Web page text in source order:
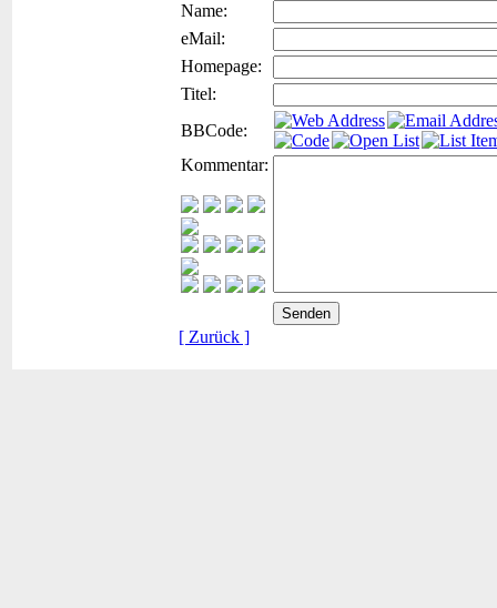
Name:
eMail:
Homepage:
Titel:
BBCode:
Kommentar:
[ Zurück ]